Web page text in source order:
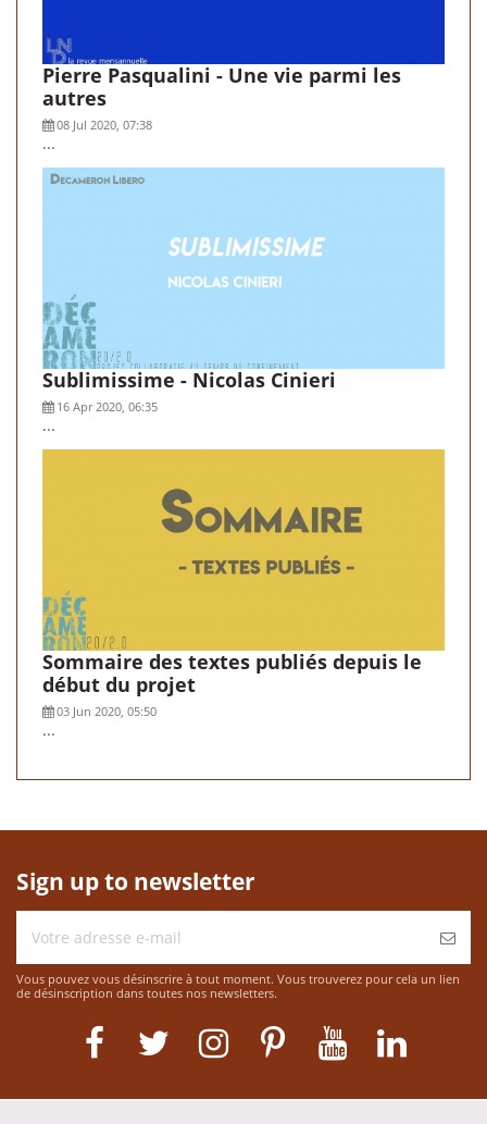
Pierre Pasqualini - Une vie parmi les
autres
08 Jul 2020, 07:38
...
Sublimissime - Nicolas Cinieri
16 Apr 2020, 06:35
...
Sommaire des textes publiés depuis le
début du projet
03 Jun 2020, 05:50
...
Sign up to newsletter
Vous pouvez vous désinscrire à tout moment. Vous trouverez pour cela un lien
de désinscription dans toutes nos newsletters.